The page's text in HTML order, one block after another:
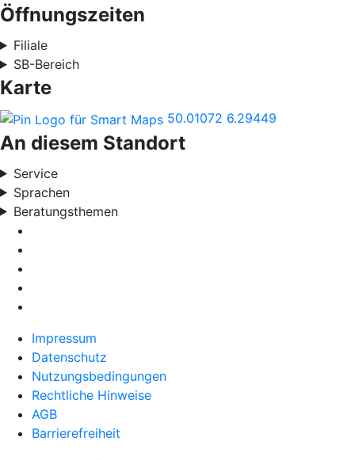
Öffnungszeiten
Filiale
SB-Bereich
Karte
50.01072 6.29449
An diesem Standort
Service
Sprachen
Beratungsthemen
Impressum
Datenschutz
Nutzungsbedingungen
Rechtliche Hinweise
AGB
Barrierefreiheit